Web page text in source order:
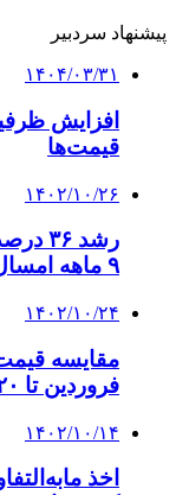
پیشنهاد سردبیر
۱۴۰۴/۰۳/۳۱
افزایش
قیمت‌ها
۱۴۰۲/۱۰/۲۶
رشد
۹ ماهه امسال/ به ۳۷ کشور صادرات داشتیم
۱۴۰۲/۱۰/۲۴
فروردین تا ۲۰ دی ماه امسال
۱۴۰۲/۱۰/۱۴
اخذ